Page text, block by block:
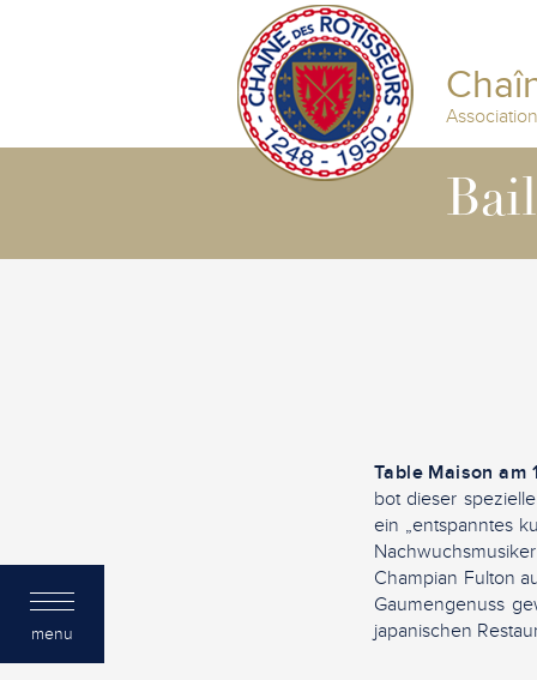
menu
Table Maison
bot dieser
ein „entspanntes
Champian Fulton
Gaumengenuss
japanischen